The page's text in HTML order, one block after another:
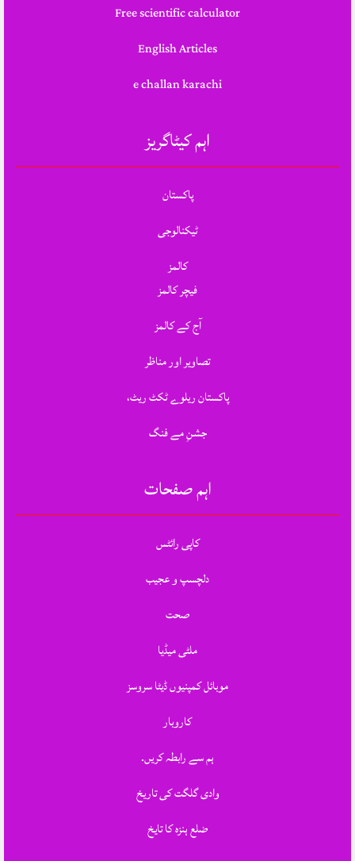
Free scientific calculator
English Articles
e challan karachi
اہم کیٹاگریز
پاکستان
ٹیکنالوجی
کالمز
فیچر کالمز
آج کے کالمز
تصاویر اور مناظر
پاکستان ریلوے ٹکٹ ریٹ،
جشنِ مے فنگ
اہم صفحات
کاپی رائٹس
دلچسپ و عجیب
صحت
ملٹی میڈیا
موبائل کمپنیوں ڈیٹا سروسز
کاروبار
ہم سے رابطہ کریں.
وادی گلگت کی تاریخ
ضلع ہنزہ کا تایخ